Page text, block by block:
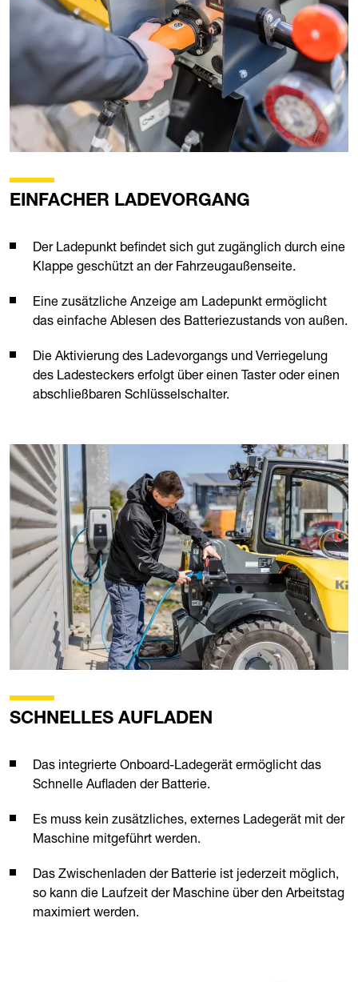
EINFACHER LADEVORGANG
Der Ladepunkt befindet sich gut zugänglich durch eine
Klappe geschützt an der Fahrzeugaußenseite.
Eine zusätzliche Anzeige am Ladepunkt ermöglicht
das einfache Ablesen des Batteriezustands von außen.
Die Aktivierung des Ladevorgangs und Verriegelung
des Ladesteckers erfolgt über einen Taster oder einen
abschließbaren Schlüsselschalter.
SCHNELLES AUFLADEN
Das integrierte Onboard-Ladegerät ermöglicht das
Schnelle Aufladen der Batterie.
Es muss kein zusätzliches, externes Ladegerät mit der
Maschine mitgeführt werden.
Das Zwischenladen der Batterie ist jederzeit möglich,
so kann die Laufzeit der Maschine über den Arbeitstag
maximiert werden.